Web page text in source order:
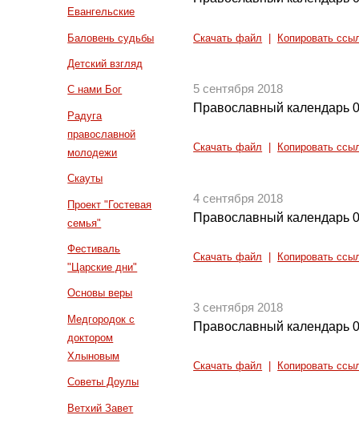
Евангельские
Баловень судьбы
Детский взгляд
С нами Бог
Радуга
православной
молодежи
Скауты
Проект "Гостевая
семья"
Фестиваль
"Царские дни"
Основы веры
Медгородок с
доктором
Хлыновым
Советы Доулы
Ветхий Завет
Скачать файл Копировать
5 сентября 2018
Православный календарь
Скачать файл Копировать
4 сентября 2018
Православный календарь
Скачать файл Копировать
3 сентября 2018
Православный календарь
Скачать файл Копировать